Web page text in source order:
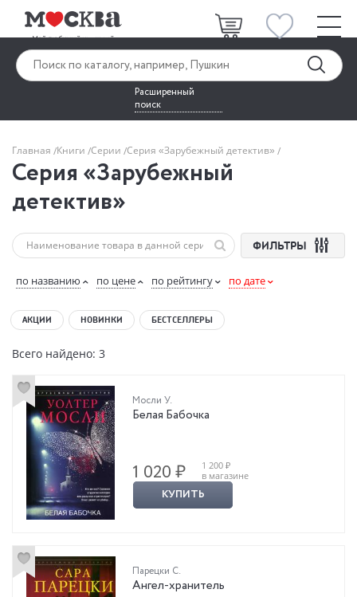
Расширенный
поиск
Главная Книги Серии Серия «Зарубежный детектив»
Серия «Зарубежный
детектив»
ФИЛЬТРЫ
по названию по цене по рейтингу по дате
АКЦИИ НОВИНКИ БЕСТСЕЛЛЕРЫ
Всего найдено: 3
Мосли У.
Белая Бабочка
1 020 ₽
1 200 ₽
в магазине
КУПИТЬ
Парецки С.
Ангел-хранитель